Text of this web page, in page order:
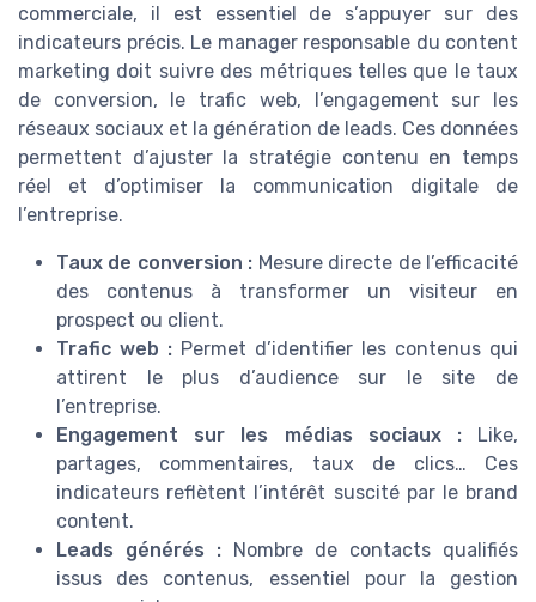
commerciale, il est essentiel de s’appuyer sur des
indicateurs précis. Le manager responsable du content
marketing doit suivre des métriques telles que le taux
de conversion, le trafic web, l’engagement sur les
réseaux sociaux et la génération de leads. Ces données
permettent d’ajuster la stratégie contenu en temps
réel et d’optimiser la communication digitale de
l’entreprise.
Taux de conversion : Mesure directe de l’efficacité
des contenus à transformer un visiteur en
prospect ou client.
Trafic web : Permet d’identifier les contenus qui
attirent le plus d’audience sur le site de
l’entreprise.
Engagement sur les médias sociaux :Like,
partages, commentaires, taux de clics… Ces
indicateurs reflètent l’intérêt suscité par le brand
content.
Leads générés : Nombre de contacts qualifiés
issus des contenus, essentiel pour la gestion